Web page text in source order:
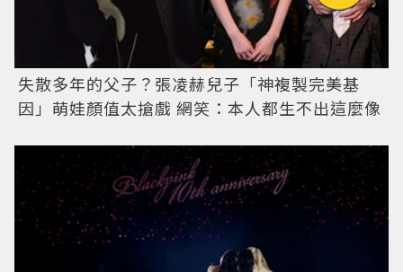
失散多年的父子？張凌赫兒子「神複製完美基
因」萌娃顏值太搶戲 網笑：本人都生不出這麼像